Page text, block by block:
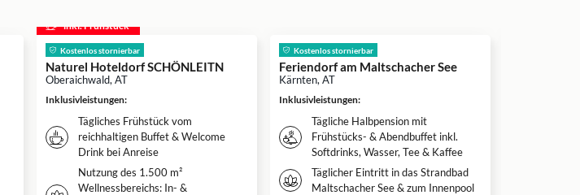
inkl. Frühstück
Kostenlos stornierbar
Naturel Hoteldorf SCHÖNLEITN
Oberaichwald, AT
Inklusivleistungen:
Tägliches Frühstück vom
reichhaltigen Buffet & Welcome
Drink bei Anreise
Nutzung des 1.500 m²
Wellnessbereichs: In- &
Kostenlos stornierbar
Feriendorf am Maltschacher See
Kärnten, AT
Inklusivleistungen:
Tägliche Halbpension mit
Frühstücks- & Abendbuffet inkl.
Softdrinks, Wasser, Tee & Kaffee
Täglicher Eintritt in das Strandbad
Maltschacher See & zum Innenpool